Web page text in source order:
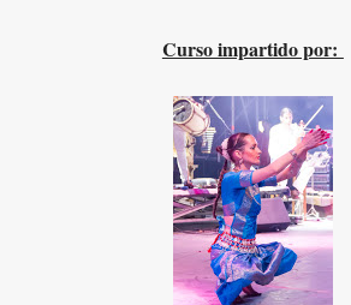
Curso impartido por: